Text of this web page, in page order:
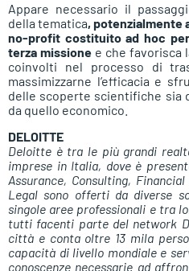
Appare necessario il
della tematica, potenzialmente
no-profit costituito ad hoc
terza missione e che favorisca
coinvolti nel processo di
massimizzarne l’efficacia e
delle scoperte scientifiche sia
da quello economico.
DELOITTE
Deloitte è tra le più grandi
imprese in Italia, dove è
Assurance, Consulting,
Legal sono offerti da diverse
singole aree professionali e tra
tutti facenti parte del network
città e conta oltre 13 mila
capacità di livello mondiale e
conoscenze necessarie ad